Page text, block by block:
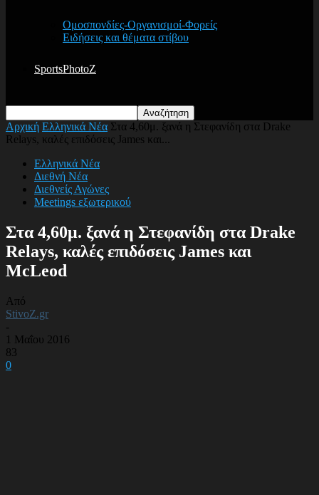
Ομοσπονδίες-Οργανισμοί-Φορείς
Ειδήσεις και θέματα στίβου
SportsPhotoZ
Αρχική Ελληνικά Νέα Στα 4,60μ. ξανά η Στεφανίδη στα Drake
Relays, καλές επιδόσεις James και...
Ελληνικά Νέα
Διεθνή Νέα
Διεθνείς Αγώνες
Meetings εξωτερικού
Στα 4,60μ. ξανά η Στεφανίδη στα Drake
Relays, καλές επιδόσεις James και
McLeod
Από
StivoZ.gr
-
1 Μαΐου 2016
83
0